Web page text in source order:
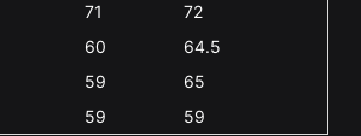
71
72
60
64.5
59
65
59 59